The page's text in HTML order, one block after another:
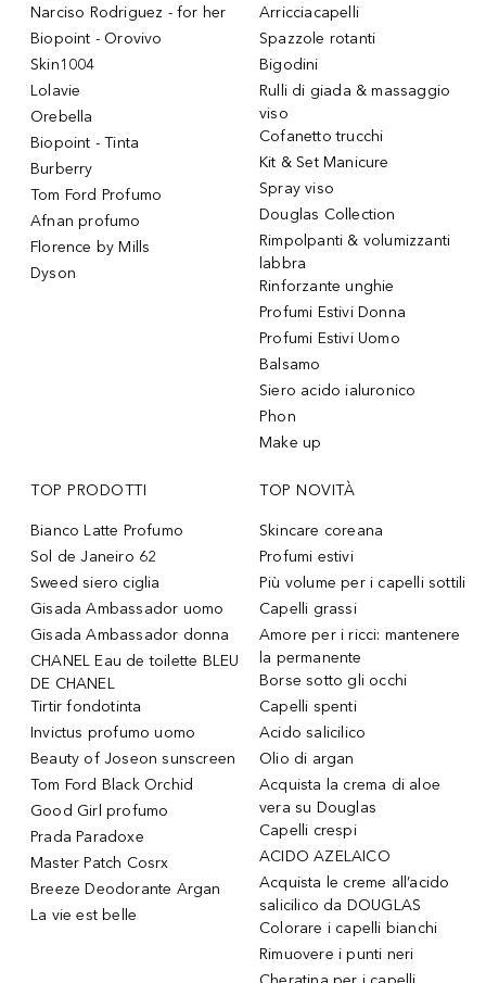
Narciso Rodriguez - for her
Biopoint - Orovivo
Skin1004
Lolavie
Orebella
Biopoint - Tinta
Burberry
Tom Ford Profumo
Afnan profumo
Florence by Mills
Dyson
Arricciacapelli
Spazzole rotanti
Bigodini
Rulli di giada & massaggio
viso
Cofanetto trucchi
Kit & Set Manicure
Spray viso
Douglas Collection
Rimpolpanti & volumizzanti
labbra
Rinforzante unghie
Profumi Estivi Donna
Profumi Estivi Uomo
Balsamo
Siero acido ialuronico
Phon
Make up
TOP PRODOTTI
Bianco Latte Profumo
Sol de Janeiro 62
Sweed siero ciglia
Gisada Ambassador uomo
Gisada Ambassador donna
CHANEL Eau de toilette BLEU
DE CHANEL
Tirtir fondotinta
Invictus profumo uomo
Beauty of Joseon sunscreen
Tom Ford Black Orchid
Good Girl profumo
Prada Paradoxe
Master Patch Cosrx
Breeze Deodorante Argan
La vie est belle
TOP NOVITÀ
Skincare coreana
Profumi estivi
Più volume per i capelli sottili
Capelli grassi
Amore per i ricci: mantenere
la permanente
Borse sotto gli occhi
Capelli spenti
Acido salicilico
Olio di argan
Acquista la crema di aloe
vera su Douglas
Capelli crespi
ACIDO AZELAICO
Acquista le creme all’acido
salicilico da DOUGLAS
Colorare i capelli bianchi
Rimuovere i punti neri